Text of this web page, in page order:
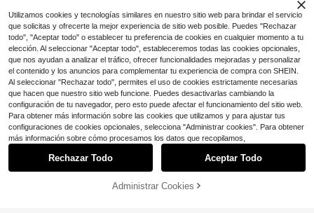
¡47% DE DESCUENTO!
Utilizamos cookies y tecnologías similares en nuestro sitio web para brindar el servicio
que solicitas y ofrecerte la mejor experiencia de sitio web posible. Puedes "Rechazar
todo", "Aceptar todo" o establecer tu preferencia de cookies en cualquier momento a tu
elección. Al seleccionar "Aceptar todo", estableceremos todas las cookies opcionales,
que nos ayudan a analizar el tráfico, ofrecer funcionalidades mejoradas y personalizar
el contenido y los anuncios para complementar tu experiencia de compra con SHEIN.
Al seleccionar "Rechazar todo", permites el uso de cookies estrictamente necesarias
que hacen que nuestro sitio web funcione. Puedes desactivarlas cambiando la
configuración de tu navegador, pero esto puede afectar el funcionamiento del sitio web.
Para obtener más información sobre las cookies que utilizamos y para ajustar tus
configuraciones de cookies opcionales, selecciona "Administrar cookies". Para obtener
más información sobre cómo procesamos los datos que recopilamos,
Rechazar Todo Aceptar Todo
Administrar Cookies